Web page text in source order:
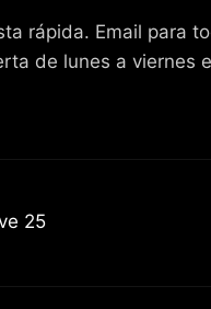
rápida. Email para
de lunes a viernes
25